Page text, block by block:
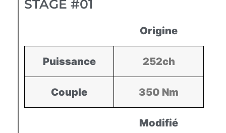
STAGE #01
Origine
Puissance 252ch
Couple 350 Nm
Modifié